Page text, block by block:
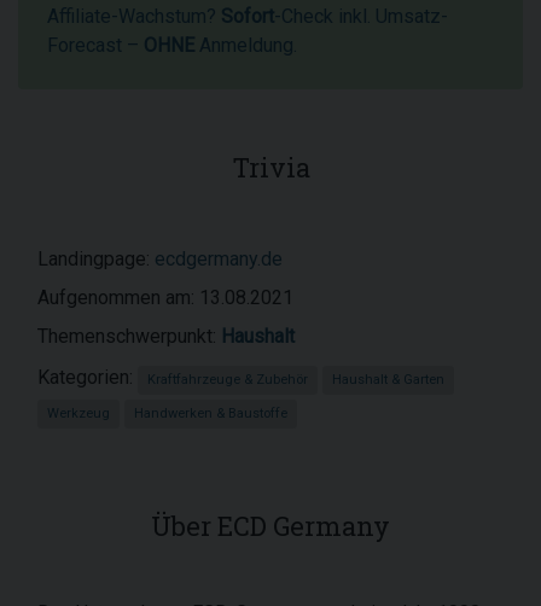
Affiliate-Wachstum? Sofort-Check inkl. Umsatz-
Forecast – OHNE Anmeldung.
Trivia
Landingpage: ecdgermany.de
Aufgenommen am: 13.08.2021
Themenschwerpunkt: Haushalt
Kategorien:
Kraftfahrzeuge & Zubehör Haushalt & Garten
Werkzeug Handwerken & Baustoffe
Über ECD Germany